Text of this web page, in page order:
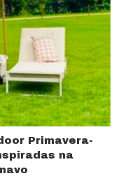
Primavera-
na